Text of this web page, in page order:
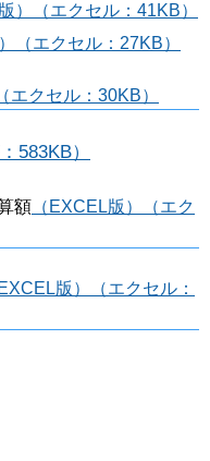
）（エクセル：41KB）
（エクセル：27KB）
エクセル：30KB）
583KB）
額 （EXCEL版）（エク
EXCEL版）（エクセル：